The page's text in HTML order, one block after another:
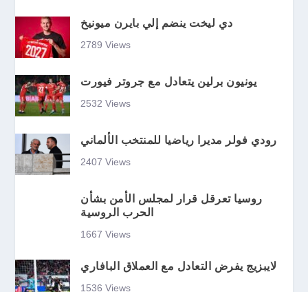
دي ليخت ينضم إلي بايرن ميونيخ
2789 Views
يونيون برلين يتعادل مع جروتر فيورت
2532 Views
رودي فولر مديرا رياضيا للمنتخب الألماني
2407 Views
روسيا تعرقل قرار لمجلس الأمن بشأن
الحرب الروسية
1667 Views
لايبزيج يفرض التعادل مع العملاق البافاري
1536 Views